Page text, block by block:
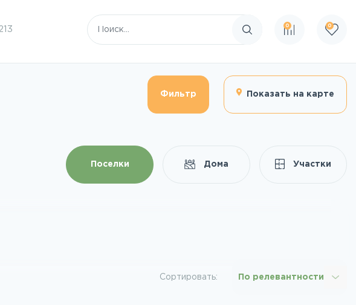
Поиск по сайту
0 0
Фильтр Показать на карте
Поселки Дома Участки
Сортировать: По релевантности